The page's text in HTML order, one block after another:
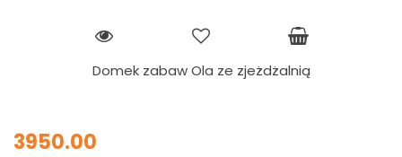
Domek zabaw Ola ze zjeżdżalnią
3950.00